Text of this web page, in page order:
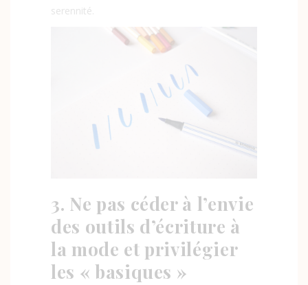
serennité.
3. Ne pas céder à l’envie
des outils d’écriture à
la mode et privilégier
les « basiques »